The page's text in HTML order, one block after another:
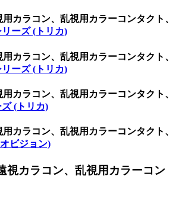
カラコン、乱視用カラーコンタクト、
ーズ (トリカ)
カラコン、乱視用カラーコンタクト、
ーズ (トリカ)
カラコン、乱視用カラーコンタクト、
(トリカ)
カラコン、乱視用カラーコンタクト、
ビジョン)
視カラコン、乱視用カラーコン